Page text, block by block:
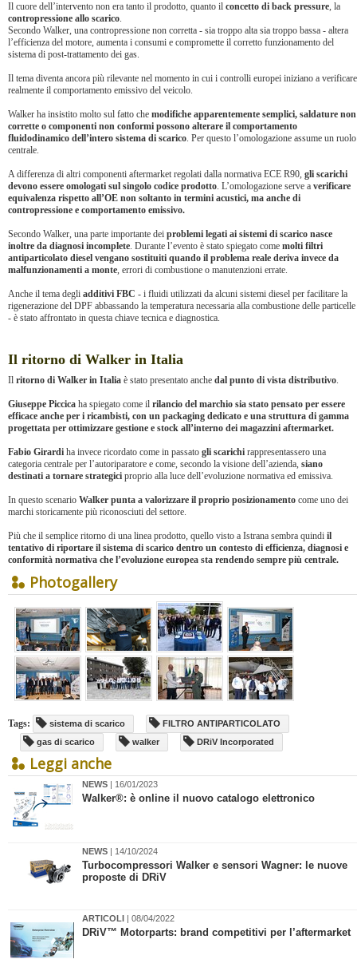
Il cuore dell’intervento non era tanto il prodotto, quanto il concetto di back pressure, la
contropressione allo scarico.
Secondo Walker, una contropressione non corretta - sia troppo alta sia troppo bassa - altera
l’efficienza del motore, aumenta i consumi e compromette il corretto funzionamento del
sistema di post-trattamento dei gas.
Il tema diventa ancora più rilevante nel momento in cui i controlli europei iniziano a verificare
realmente il comportamento emissivo del veicolo.
Walker ha insistito molto sul fatto che modifiche apparentemente semplici, saldature non
corrette o componenti non conformi possono alterare il comportamento
fluidodinamico dell’intero sistema di scarico. Per questo l’omologazione assume un ruolo
centrale.
A differenza di altri componenti aftermarket regolati dalla normativa ECE R90, gli scarichi
devono essere omologati sul singolo codice prodotto. L’omologazione serve a verificare
equivalenza rispetto all’OE non soltanto in termini acustici, ma anche di
contropressione e comportamento emissivo.
Secondo Walker, una parte importante dei problemi legati ai sistemi di scarico nasce
inoltre da diagnosi incomplete. Durante l’evento è stato spiegato come molti filtri
antiparticolato diesel vengano sostituiti quando il problema reale deriva invece da
malfunzionamenti a monte, errori di combustione o manutenzioni errate.
Anche il tema degli additivi FBC - i fluidi utilizzati da alcuni sistemi diesel per facilitare la
rigenerazione del DPF abbassando la temperatura necessaria alla combustione delle particelle
- è stato affrontato in questa chiave tecnica e diagnostica.
Il ritorno di Walker in Italia
Il ritorno di Walker in Italia è stato presentato anche dal punto di vista distributivo.
Giuseppe Piccica ha spiegato come il rilancio del marchio sia stato pensato per essere
efficace anche per i ricambisti, con un packaging dedicato e una struttura di gamma
progettata per ottimizzare gestione e stock all’interno dei magazzini aftermarket.
Fabio Girardi ha invece ricordato come in passato gli scarichi rappresentassero una
categoria centrale per l’autoriparatore e come, secondo la visione dell’azienda, siano
destinati a tornare strategici proprio alla luce dell’evoluzione normativa ed emissiva.
In questo scenario Walker punta a valorizzare il proprio posizionamento come uno dei
marchi storicamente più riconosciuti del settore.
Più che il semplice ritorno di una linea prodotto, quello visto a Istrana sembra quindi il
tentativo di riportare il sistema di scarico dentro un contesto di efficienza, diagnosi e
conformità normativa che l’evoluzione europea sta rendendo sempre più centrale.
Photogallery
Tags: sistema di scarico
FILTRO ANTIPARTICOLATO
gas di scarico
walker DRiV Incorporated
Leggi anche
NEWS | 16/01/2023
Walker®: è online il nuovo catalogo elettronico
NEWS | 14/10/2024
Turbocompressori Walker e sensori Wagner: le nuove
proposte di DRiV
ARTICOLI | 08/04/2022
​DRiV™ Motorparts: brand competitivi per l’aftermarket